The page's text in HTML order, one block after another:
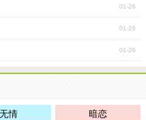
01-26
01-26
01-26
无情 暗恋